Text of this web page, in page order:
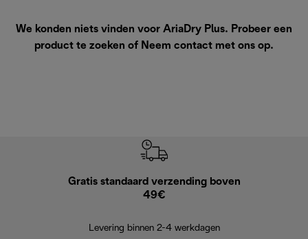
We konden niets vinden voor AriaDry Plus. Probeer een
product te zoeken of Neem contact met ons op.
Gratis standaard verzending boven
49€
Levering binnen 2-4 werkdagen